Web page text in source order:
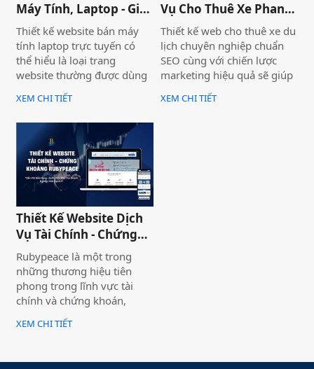
Máy Tính, Laptop - Gia
Hà Store
Thiết kế website bán máy
tính laptop trực tuyến có
thể hiểu là loại trang
website thường được dùng
để trưng bày và bán các sản
phẩm laptop đa dạng về
sắc. Một trang web bán
laptop trực tuyến có thể
cung cấp hình ảnh của một
thương hiệu hoặc nhiều
thương hiệu và nó giúp cho
khách hàng có cái nhìn chân
thực khách quan hơn, tiếp
cận nhiều thông tin hơn về
sản phẩm mà họ đang lựa
chọn
XEM CHI TIẾT
Vụ Cho Thuê Xe Phan
Thiết
Thiết kế web cho thuê xe du
lịch chuyên nghiệp chuẩn
SEO cùng với chiến lược
marketing hiệu quả sẽ giúp
doanh nghiệp của bạn gia
tăng doanh số bán hàng
XEM CHI TIẾT
Thiết Kế Website Dịch
Vụ Tài Chính - Chứng
Khoán Rubypeace
Rubypeace là một trong
những thương hiệu tiên
phong trong lĩnh vực tài
chính và chứng khoán,
mang đến cho khách hàng
giải pháp đầu tư hiệu quả,
sứ mệnh hỗ trợ nhà đầu tư
XEM CHI TIẾT